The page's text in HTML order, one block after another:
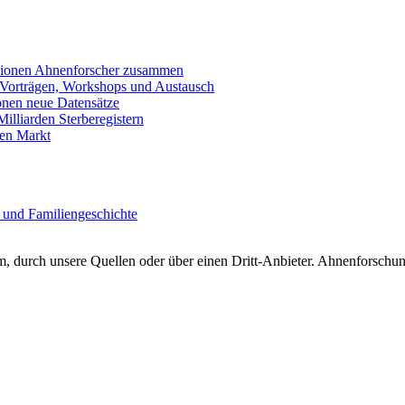
Ahnenforscher zusammen
Workshops und Austausch
neue Datensätze
Sterberegistern
Markt
Familiengeschichte
unsere Quellen oder über einen Dritt-Anbieter.